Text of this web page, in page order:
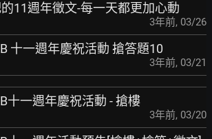
11週年徵文-每一天都更加心動
3年前, 03/26
十一週年慶祝活動 搶答題10
3年前, 03/21
十一週年慶祝活動 - 搶樓
3年前, 03/20